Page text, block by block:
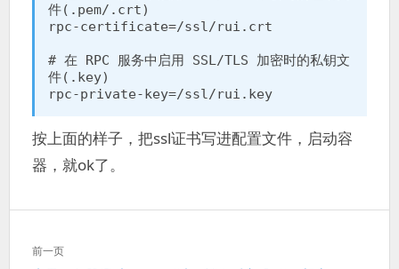
件(.pem/.crt)
rpc-certificate=/ssl/rui.crt
# 在 RPC 服务中启用 SSL/TLS 加密时的私钥文
件(.key)
rpc-private-key=/ssl/rui.key
按上面的样子，把ssl证书写进配置文件，启动容
器，就ok了。
文
章
前一页